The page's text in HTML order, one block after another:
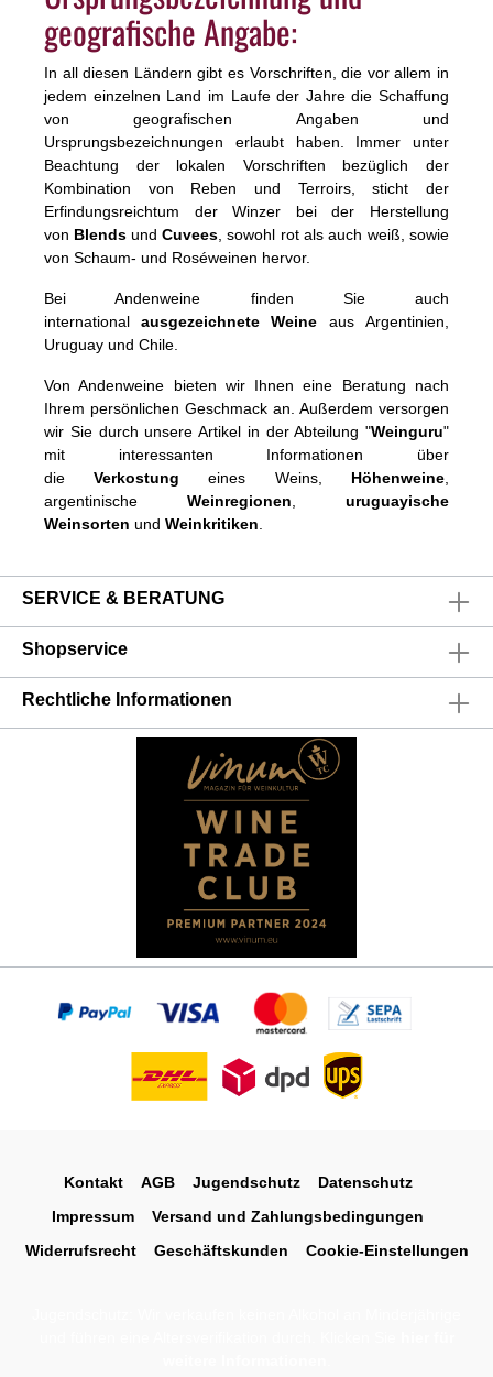
geografische Angabe:
In all diesen Ländern gibt es Vorschriften, die vor allem in
jedem einzelnen Land im Laufe der Jahre die Schaffung
von geografischen Angaben und
Ursprungsbezeichnungen erlaubt haben. Immer unter
Beachtung der lokalen Vorschriften bezüglich der
Kombination von Reben und Terroirs, sticht der
Erfindungsreichtum der Winzer bei der Herstellung
von Blends und Cuvees , sowohl rot als auch weiß, sowie
von Schaum- und Roséweinen hervor.
Bei Andenweine finden Sie auch
international ausgezeichnete Weine aus Argentinien,
Uruguay und Chile.
Von Andenweine bieten wir Ihnen eine Beratung nach
Ihrem persönlichen Geschmack an. Außerdem versorgen
wir Sie durch unsere Artikel in der Abteilung "Weinguru"
mit interessanten Informationen über
die Verkostung eines Weins, Höhenweine
argentinische Weinregionen
uruguayische
Weinsorten und Weinkritiken
SERVICE & BERATUNG
Shopservice
Rechtliche Informationen
Kontakt AGB Jugendschutz
Datenschutz
Impressum
Versand und Zahlungsbedingungen
Widerrufsrecht
Geschäftskunden Cookie-Einstellungen